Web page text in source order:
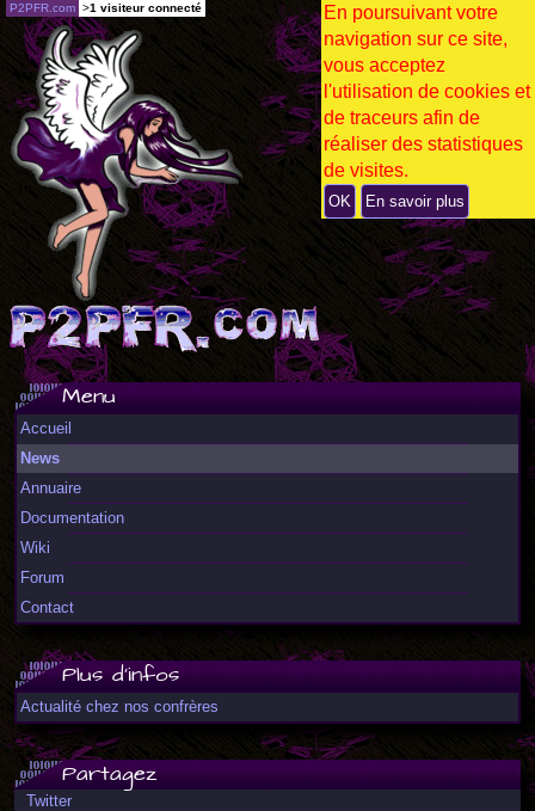
Menu
Accueil
News
Annuaire
Documentation
Wiki
Forum
Contact
Plus d'infos
Actualité chez nos confrères
Partagez
Twitter
P2PFR.com >1 visiteur connecté
En poursuivant votre
navigation sur ce site,
vous acceptez
l'utilisation de cookies et
de traceurs afin de
réaliser des statistiques
de visites.
OK En savoir plus